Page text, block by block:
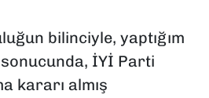
bilinciyle, yaptığım
İYİ Parti
kararı almış